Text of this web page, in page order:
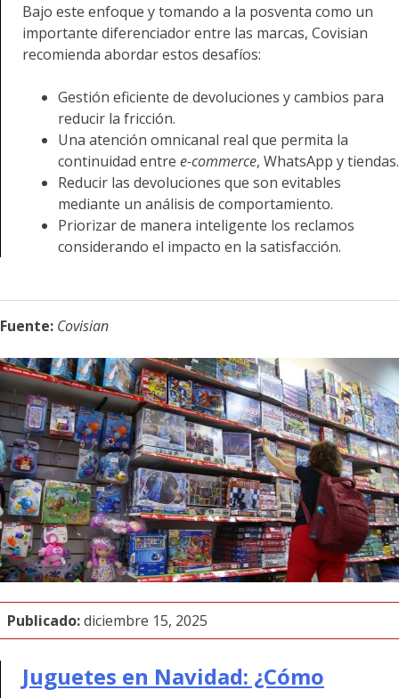
Bajo este enfoque y tomando a la posventa como un
importante diferenciador entre las marcas, Covisian
recomienda abordar estos desafíos:
Gestión eficiente de devoluciones y cambios para
reducir la fricción.
Una atención omnicanal real que permita la
continuidad entre e-commerce, WhatsApp y tiendas.
Reducir las devoluciones que son evitables
mediante un análisis de comportamiento.
Priorizar de manera inteligente los reclamos
considerando el impacto en la satisfacción.
Fuente: Covisian
Publicado:diciembre 15, 2025
Juguetes en Navidad: ¿Cómo